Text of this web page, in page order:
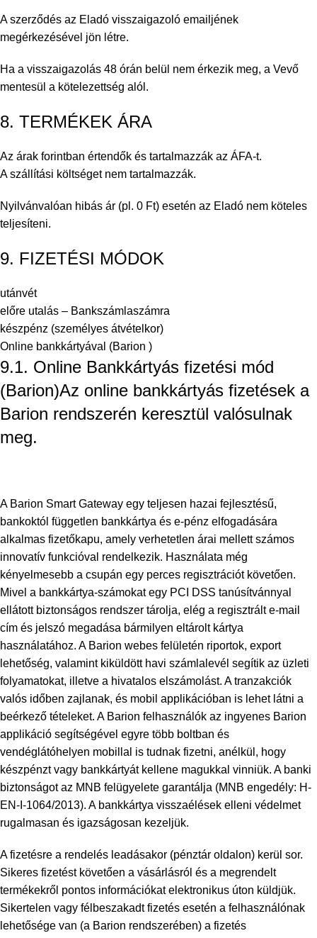
A szerződés az Eladó visszaigazoló emailjének
megérkezésével jön létre.
Ha a visszaigazolás 48 órán belül nem érkezik meg, a Vevő
mentesül a kötelezettség alól.
8. TERMÉKEK ÁRA
Az árak forintban értendők és tartalmazzák az ÁFA-t.
A szállítási költséget nem tartalmazzák.
Nyilvánvalóan hibás ár (pl. 0 Ft) esetén az Eladó nem köteles
teljesíteni.
9. FIZETÉSI MÓDOK
utánvét
előre utalás – Bankszámlaszámra
készpénz (személyes átvételkor)
Online bankkártyával (Barion )
9.1. Online Bankkártyás fizetési mód
(Barion)Az online bankkártyás fizetések a
Barion rendszerén keresztül valósulnak
meg.
A Barion Smart Gateway egy teljesen hazai fejlesztésű,
bankoktól független bankkártya és e-pénz elfogadására
alkalmas fizetőkapu, amely verhetetlen árai mellett számos
innovatív funkcióval rendelkezik. Használata még
kényelmesebb a csupán egy perces regisztrációt követően.
Mivel a bankkártya-számokat egy PCI DSS tanúsítvánnyal
ellátott biztonságos rendszer tárolja, elég a regisztrált e-mail
cím és jelszó megadása bármilyen eltárolt kártya
használatához. A Barion webes felületén riportok, export
lehetőség, valamint kiküldött havi számlalevél segítik az üzleti
folyamatokat, illetve a hivatalos elszámolást. A tranzakciók
valós időben zajlanak, és mobil applikációban is lehet látni a
beérkező tételeket. A Barion felhasználók az ingyenes Barion
applikáció segítségével egyre több boltban és
vendéglátóhelyen mobillal is tudnak fizetni, anélkül, hogy
készpénzt vagy bankkártyát kellene magukkal vinniük. A banki
biztonságot az MNB felügyelete garantálja (MNB engedély: H-
EN-I-1064/2013). A bankkártya visszaélések elleni védelmet
rugalmasan és igazságosan kezeljük.
A fizetésre a rendelés leadásakor (pénztár oldalon) kerül sor.
Sikeres fizetést követően a vásárlásról és a megrendelt
termékekről pontos információkat elektronikus úton küldjük.
Sikertelen vagy félbeszakadt fizetés esetén a felhasználónak
lehetősége van (a Barion rendszerében) a fizetés